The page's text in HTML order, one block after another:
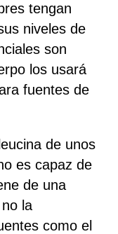
tengan
niveles de
son
los usará
fuentes de
de unos
es capaz de
de una
la
como el